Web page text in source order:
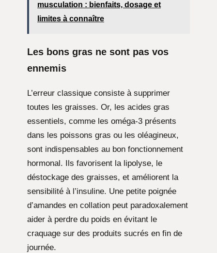
musculation : bienfaits, dosage et
limites à connaître
Les bons gras ne sont pas vos
ennemis
L’erreur classique consiste à supprimer
toutes les graisses. Or, les acides gras
essentiels, comme les oméga-3 présents
dans les poissons gras ou les oléagineux,
sont indispensables au bon fonctionnement
hormonal. Ils favorisent la lipolyse, le
déstockage des graisses, et améliorent la
sensibilité à l’insuline. Une petite poignée
d’amandes en collation peut paradoxalement
aider à perdre du poids en évitant le
craquage sur des produits sucrés en fin de
journée.